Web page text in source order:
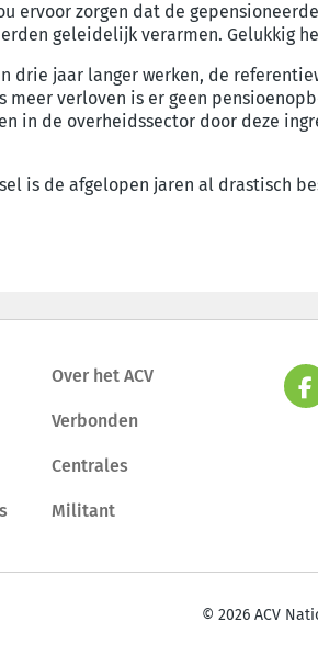
ervoor zorgen dat de
geleidelijk verarmen. Gelukkig
drie jaar langer werken, de
verloven is er geen
in de overheidssector door deze
is de afgelopen jaren al drastisch
Over het ACV
Verbonden
Centrales
Militant
© 2026 ACV